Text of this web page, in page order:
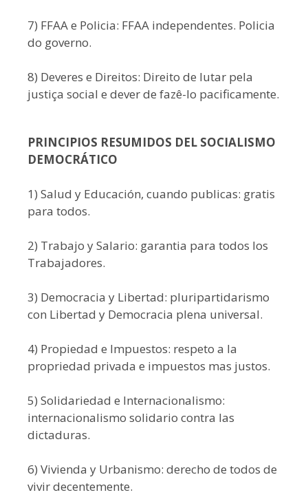
7) FFAA e Policia: FFAA independentes. Policia
do governo.
8) Deveres e Direitos: Direito de lutar pela
justiça social e dever de fazê-lo pacificamente.
PRINCIPIOS RESUMIDOS DEL SOCIALISMO
DEMOCRÁTICO
1) Salud y Educación, cuando publicas: gratis
para todos.
2) Trabajo y Salario: garantia para todos los
Trabajadores.
3) Democracia y Libertad: pluripartidarismo
con Libertad y Democracia plena universal.
4) Propiedad e Impuestos: respeto a la
propriedad privada e impuestos mas justos.
5) Solidariedad e Internacionalismo:
internacionalismo solidario contra las
dictaduras.
6) Vivienda y Urbanismo: derecho de todos de
vivir decentemente.